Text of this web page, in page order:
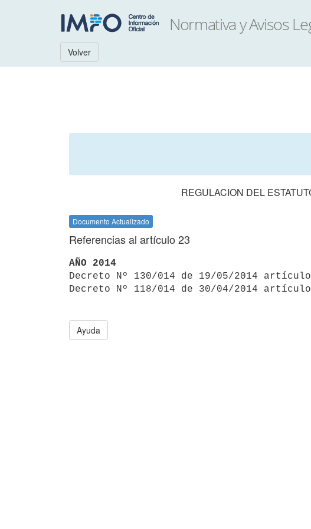
Volver
REGULACION DEL
Documento Actualizado
Referencias al artículo 23
AÑO 2014
Decreto Nº 130/014 de 19/05/2014
Decreto Nº 118/014 de 30/04/2014 artículo
Ayuda